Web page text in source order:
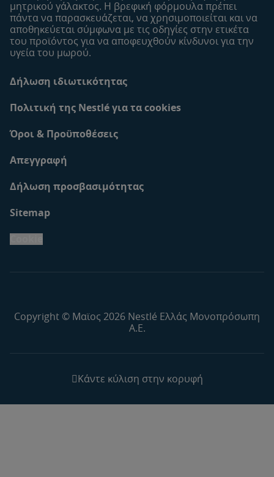
μητρικού γάλακτος. Η βρεφική φόρμουλα πρέπει
πάντα να παρασκευάζεται, να χρησιμοποιείται και να
αποθηκεύεται σύμφωνα με τις οδηγίες στην ετικέτα
του προϊόντος για να αποφευχθούν κίνδυνοι για την
υγεία του μωρού.
Δήλωση ιδιωτικότητας
Πολιτική της Nestlé για τα cookies
Όροι & Προϋποθέσεις
Απεγγραφή
Δήλωση προσβασιμότητας
Sitemap
Copyright © Μαϊος 2026 Nestlé Ελλάς Μονοπρόσωπη
Α.Ε.
Κάντε κύλιση στην κορυφή